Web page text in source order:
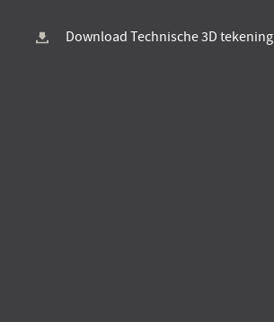
Download Technische 3D tekening